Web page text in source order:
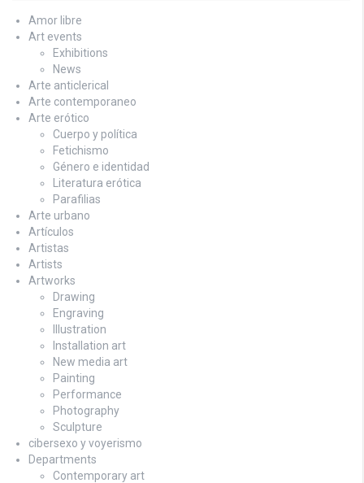
Amor libre
Art events
Exhibitions
News
Arte anticlerical
Arte contemporaneo
Arte erótico
Cuerpo y política
Fetichismo
Género e identidad
Literatura erótica
Parafilias
Arte urbano
Artículos
Artistas
Artists
Artworks
Drawing
Engraving
Illustration
Installation art
New media art
Painting
Performance
Photography
Sculpture
cibersexo y voyerismo
Departments
Contemporary art